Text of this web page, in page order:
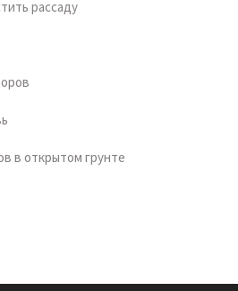
рассаду
в открытом грунте